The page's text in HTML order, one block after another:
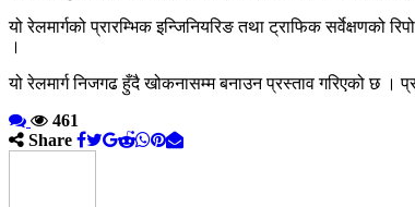
यो रेलमार्गको प्रारम्भिक इन्जिनियरिङ तथा ट्राफिक सर्वेक्षणको
।
यो रेलमार्ग निजगढ हुँदै खोकनासम्म बनाउन प्रस्ताव गरिएको छ ।
461
Share